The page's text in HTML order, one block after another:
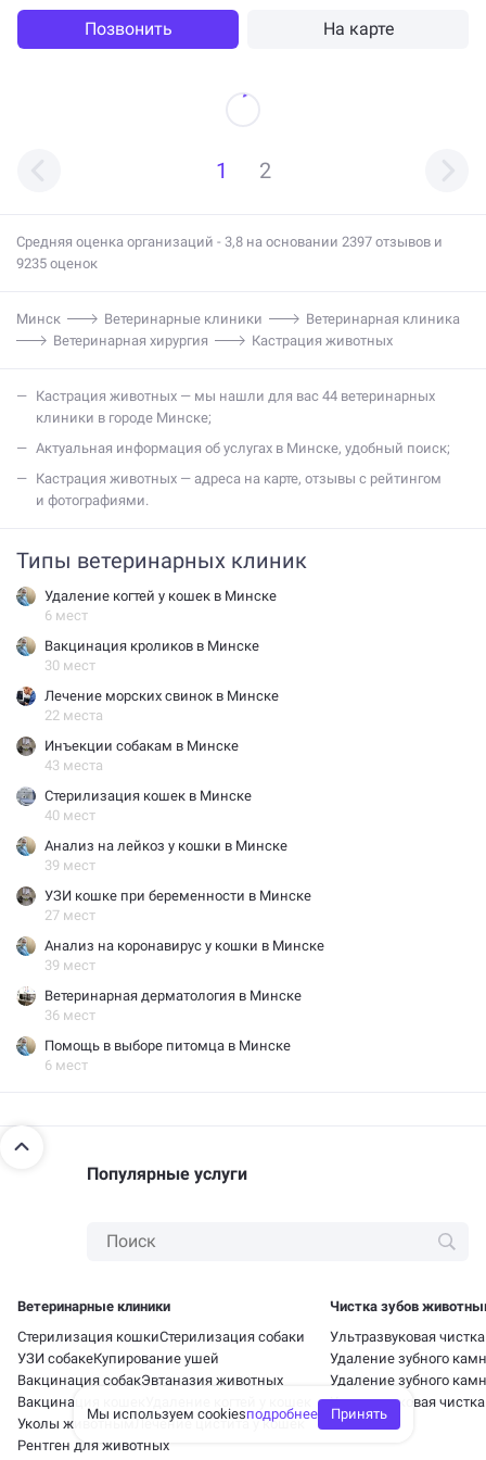
всей души советуем!!!
Позвонить На карте
1 2
Средняя оценка организаций - 3,8 на основании 2397 отзывов и
9235 оценок
Минск Ветеринарные клиники
Ветеринарная клиника
Ветеринарная хирургия
Кастрация животных
кастрация животных — мы нашли для вас 44 ветеринарных
клиники в городе Минске;
актуальная информация об услугах в Минске, удобный поиск;
кастрация животных — адреса на карте, отзывы с рейтингом
и фотографиями.
Типы ветеринарных клиник
Удаление когтей у кошек в Минске
6 мест
Вакцинация кроликов в Минске
30 мест
Лечение морских свинок в Минске
22 места
Инъекции собакам в Минске
43 места
Стерилизация кошек в Минске
40 мест
Анализ на лейкоз у кошки в Минске
39 мест
УЗИ кошке при беременности в Минске
27 мест
Анализ на коронавирус у кошки в Минске
39 мест
Ветеринарная дерматология в Минске
36 мест
Помощь в выборе питомца в Минске
6 мест
Популярные услуги
Ветеринарные клиники
Стерилизация кошкиСтерилизация собаки
УЗИ собакеКупирование ушей
Вакцинация собакЭвтаназия животных
Вакцинация кошек
Уколы животнымЛечение цистита у кошек
Рентген для животных
Чистка зубов
Ультразвуковая
Удаление зубного
Удаление зубного
Ультразвуковая
Мы используем cookiesподробнее Принять